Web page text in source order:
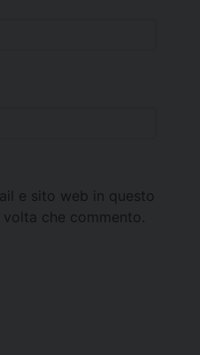
e sito web in questo
che commento.